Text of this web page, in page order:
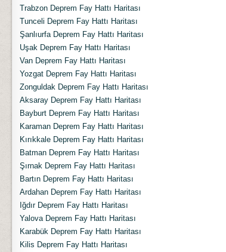
Trabzon Deprem Fay Hattı Haritası
Tunceli Deprem Fay Hattı Haritası
Şanlıurfa Deprem Fay Hattı Haritası
Uşak Deprem Fay Hattı Haritası
Van Deprem Fay Hattı Haritası
Yozgat Deprem Fay Hattı Haritası
Zonguldak Deprem Fay Hattı Haritası
Aksaray Deprem Fay Hattı Haritası
Bayburt Deprem Fay Hattı Haritası
Karaman Deprem Fay Hattı Haritası
Kırıkkale Deprem Fay Hattı Haritası
Batman Deprem Fay Hattı Haritası
Şırnak Deprem Fay Hattı Haritası
Bartın Deprem Fay Hattı Haritası
Ardahan Deprem Fay Hattı Haritası
Iğdır Deprem Fay Hattı Haritası
Yalova Deprem Fay Hattı Haritası
Karabük Deprem Fay Hattı Haritası
Kilis Deprem Fay Hattı Haritası